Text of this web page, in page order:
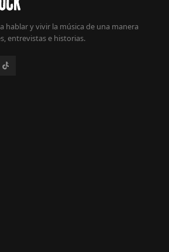
hablar y vivir la música de una manera
entrevistas e historias.